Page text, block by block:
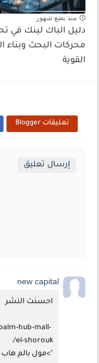
منذ بضع شهور
دليل الباك لينك في
محركات البحث وبناء
القوية
تعليقات Blogger
إرسال تعليق
new capital
احسنت النشر
hub-mall-
el-shorouk/
">مول بالم